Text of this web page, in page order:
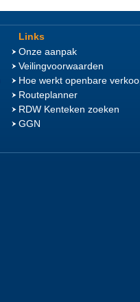
Links
Onze aanpak
Veilingvoorwaarden
Hoe werkt openbare
Routeplanner
RDW Kenteken zoeken
GGN